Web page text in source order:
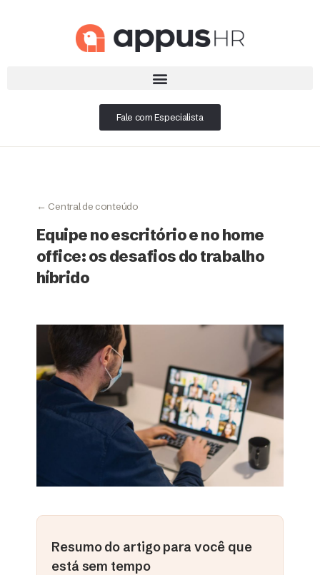
Fale com Especialista
← Central de conteúdo
Equipe no escritório e no home
office: os desafios do trabalho
híbrido
Resumo do artigo para você que
está sem tempo